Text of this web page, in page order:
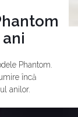
Phantom.
încă
anilor.